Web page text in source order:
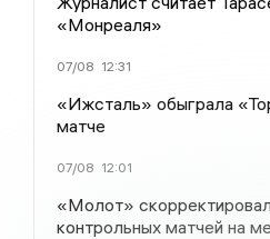
«Монреаля»
07/08 12:31
«Ижсталь» обыграла
матче
07/08 12:01
«Молот»
контрольных матчей на